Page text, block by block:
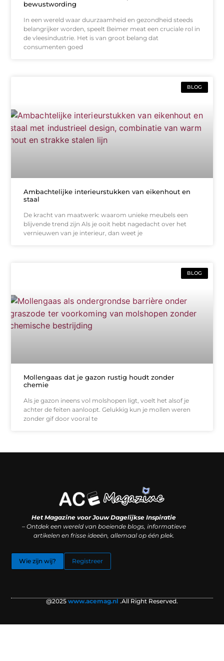
bewustwording
In een wereld waar duurzaamheid en gezondheid steeds
belangrijker worden, speelt Beimer meat een cruciale rol in
de vleesindustrie. Het is van groot belang dat
consumenten goed
BLOG
Ambachtelijke interieurstukken van eikenhout en
staal
De kracht van maatwerk: waarom unieke meubels een
blijvende trend zijn Als je ooit hebt nagedacht over het
vernieuwen van je interieur, dan weet je
BLOG
Mollengaas dat je gazon rustig houdt zonder
chemie
Als je gazon ineens vol molshopen ligt, voelt het alsof je
achter de feiten aanloopt. Gelukkig kun je mollen weren
zonder gif door vooral te
Het Magazine voor Jouw Dagelijkse Inspiratie
– Ontdek een wereld van boeiende blogs, informatieve
artikelen en frisse ideeën, allemaal op één plek.
Wie zijn wij? Registreer
@2025 www.acemag.nl .All Right Reserved.